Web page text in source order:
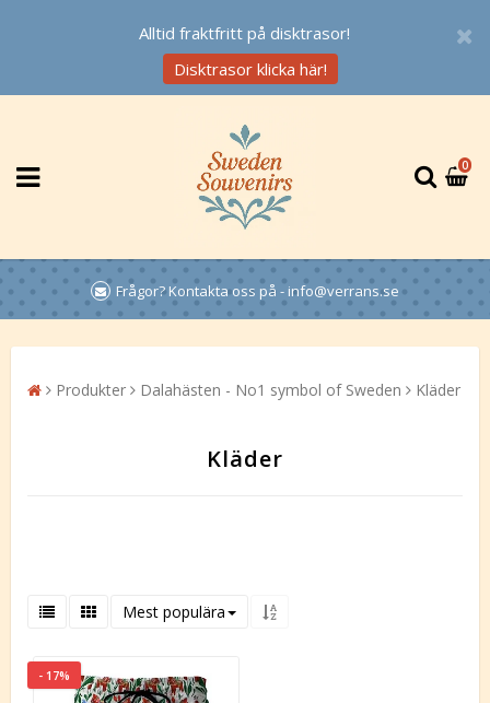
Alltid fraktfritt på disktrasor!
Disktrasor klicka här!
0
Frågor? Kontakta oss på - info@verrans.se
Produkter Dalahästen - No1 symbol of Sweden Kläder
Kläder
Mest populära
- 17%